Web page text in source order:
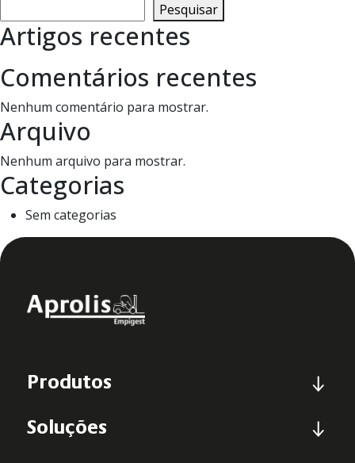
Pesquisar
Artigos recentes
Comentários recentes
Nenhum comentário para mostrar.
Arquivo
Nenhum arquivo para mostrar.
Categorias
Sem categorias
Produtos
Soluções